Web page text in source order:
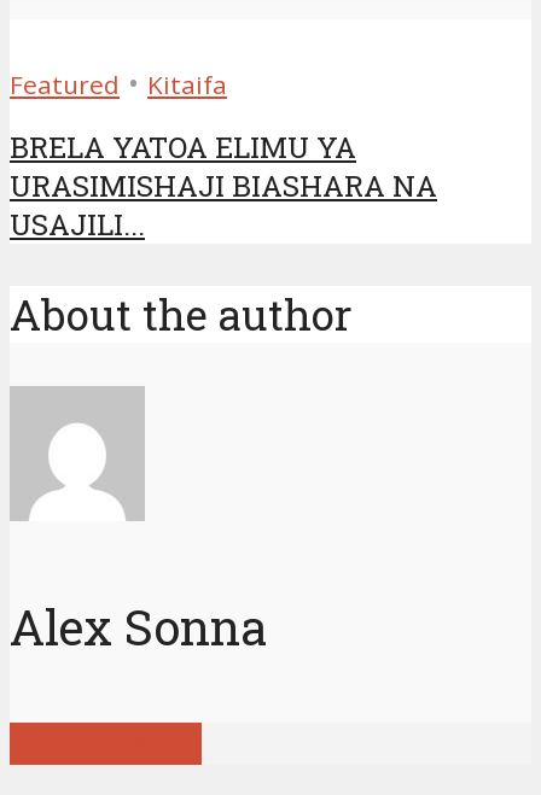
Featured • Kitaifa
BRELA YATOA ELIMU YA
URASIMISHAJI BIASHARA NA
USAJILI...
About the author
Alex Sonna